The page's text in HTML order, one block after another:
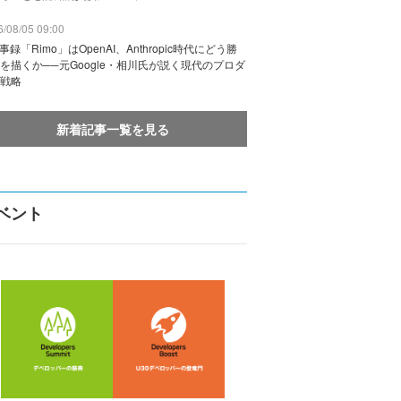
08/05 09:00
録「Rimo」はOpenAI、Anthropic時代にどう勝
描くか──元Google・相川氏が説く現代のプロダ
略
新着記事一覧を見る
ント